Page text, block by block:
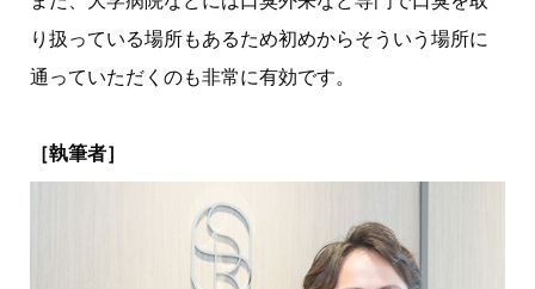
り扱っている場所もあるため初めからそういう場所に
通っていただくのも非常に有効です。
［執筆者］